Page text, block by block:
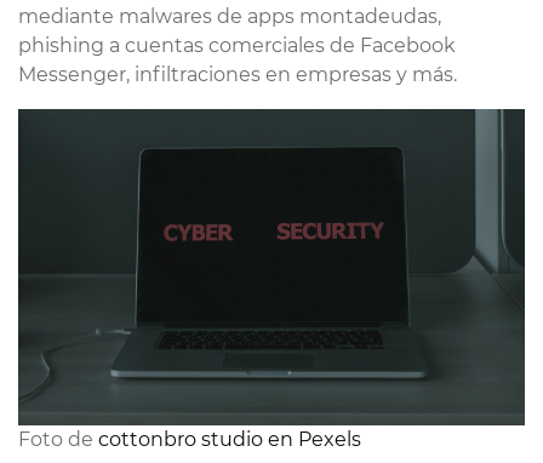
mediante malwares de apps montadeudas,
phishing a cuentas comerciales de Facebook
Messenger, infiltraciones en empresas y más.
Foto de cottonbro studio en Pexels